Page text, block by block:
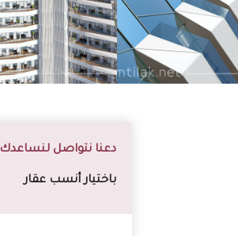
دعنا نتواصل لنساعدك
باختيار أنسب عقار